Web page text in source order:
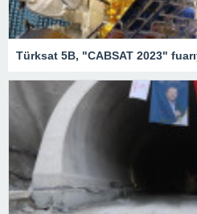
Türksat 5B, "CABSAT 2023"